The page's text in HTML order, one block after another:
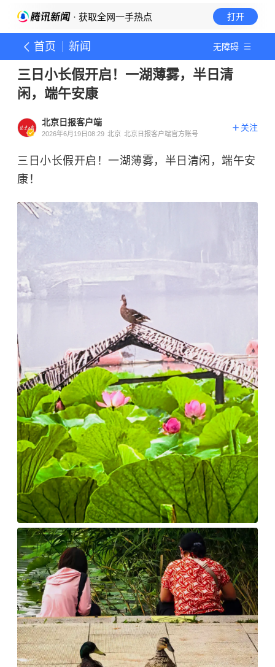
· 获取全网一手热点 打开
首页 新闻 无障碍
三日小长假开启！一湖薄雾，半日清
闲，端午安康
北京日报客户端
2026年6月19日08:29 北京 北京日报客户端官方账号
关注
三日小长假开启！一湖薄雾，半日清闲，端午安
康！